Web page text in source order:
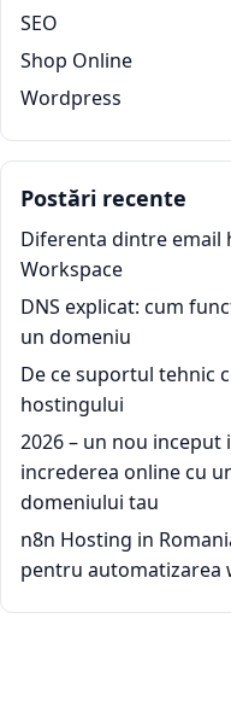
SEO
Shop Online
Wordpress
Postări recente
Diferenta dintre email
Workspace
DNS explicat: cum
un domeniu
De ce suportul tehnic
hostingului
2026 – un nou
increderea online cu
domeniului tau
n8n Hosting in
pentru